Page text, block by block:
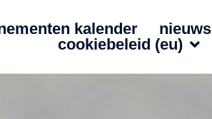
kalender nieuws
cookiebeleid (eu)